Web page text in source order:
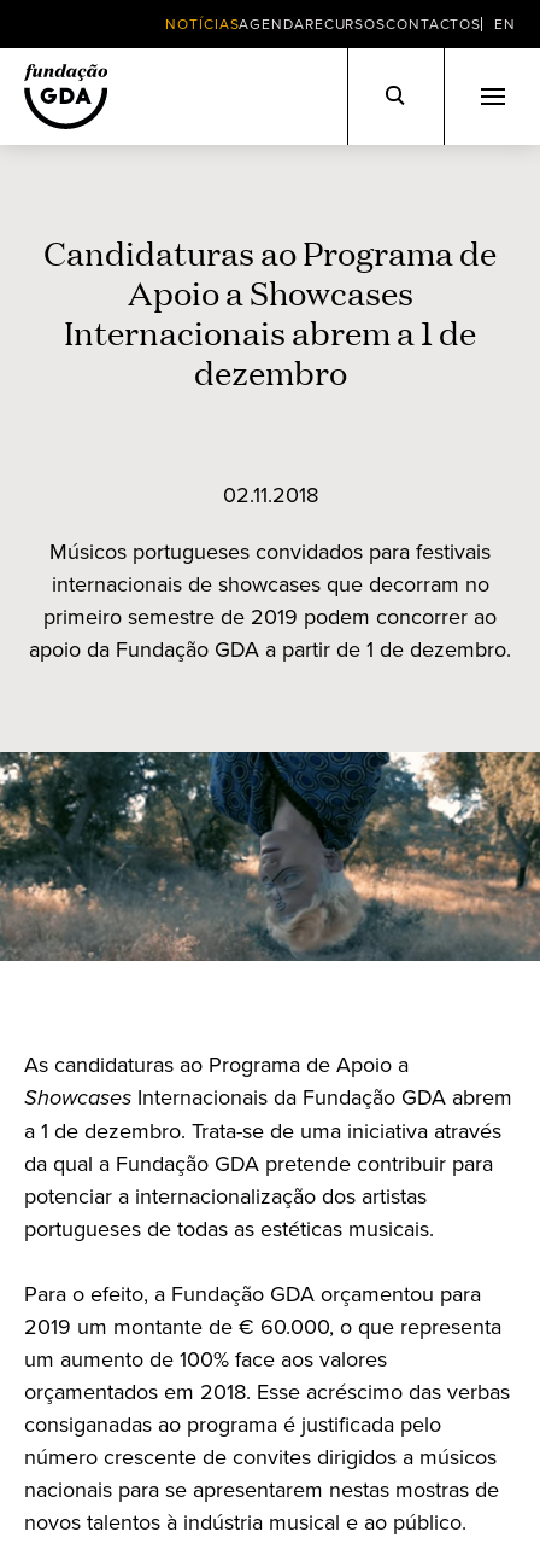
NOTÍCIASAGENDARECURSOSCONTACTOS EN
Candidaturas ao Programa de
Apoio a Showcases
Internacionais abrem a 1 de
dezembro
02.11.2018
Músicos portugueses convidados para festivais
internacionais de showcases que decorram no
primeiro semestre de 2019 podem concorrer ao
apoio da Fundação GDA a partir de 1 de dezembro.
As candidaturas ao Programa de Apoio a
Showcases Internacionais da Fundação GDA abrem
a 1 de dezembro. Trata-se de uma iniciativa através
da qual a Fundação GDA pretende contribuir para
potenciar a internacionalização dos artistas
portugueses de todas as estéticas musicais.
Para o efeito, a Fundação GDA orçamentou para
2019 um montante de € 60.000, o que representa
um aumento de 100% face aos valores
orçamentados em 2018. Esse acréscimo das verbas
consiganadas ao programa é justificada pelo
número crescente de convites dirigidos a músicos
nacionais para se apresentarem nestas mostras de
novos talentos à indústria musical e ao público.